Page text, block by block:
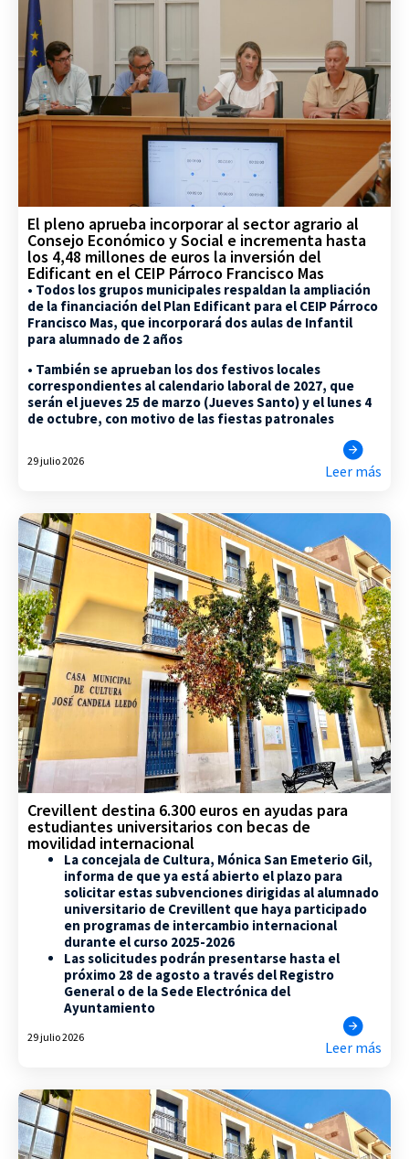
El pleno aprueba incorporar al sector agrario al
Consejo Económico y Social e incrementa hasta
los 4,48 millones de euros la inversión del
Edificant en el CEIP Párroco Francisco Mas
• Todos los grupos municipales respaldan la ampliación
de la financiación del Plan Edificant para el CEIP Párroco
Francisco Mas, que incorporará dos aulas de Infantil
para alumnado de 2 años
• También se aprueban los dos festivos locales
correspondientes al calendario laboral de 2027, que
serán el jueves 25 de marzo (Jueves Santo) y el lunes 4
de octubre, con motivo de las fiestas patronales
29 julio 2026
Leer más
Crevillent destina 6.300 euros en ayudas para
estudiantes universitarios con becas de
movilidad internacional
La concejala de Cultura, Mónica San Emeterio Gil,
informa de que ya está abierto el plazo para
solicitar estas subvenciones dirigidas al alumnado
universitario de Crevillent que haya participado
en programas de intercambio internacional
durante el curso 2025-2026
Las solicitudes podrán presentarse hasta el
próximo 28 de agosto a través del Registro
General o de la Sede Electrónica del
Ayuntamiento
29 julio 2026
Leer más